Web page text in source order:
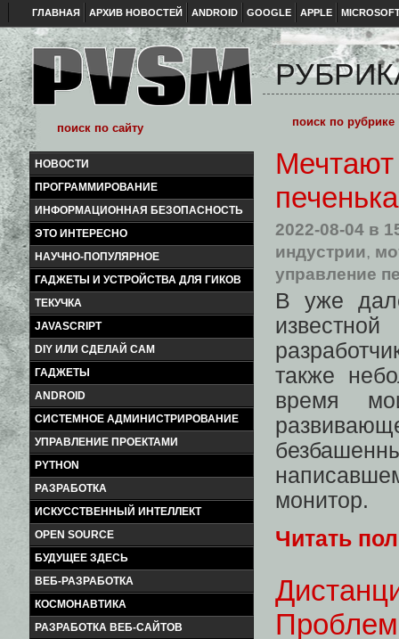
ГЛАВНАЯ АРХИВ НОВОСТЕЙ ANDROID GOOGLE APPLE
НОВОСТИ
ПРОГРАММИРОВАНИЕ
ИНФОРМАЦИОННАЯ БЕЗОПАСНОСТЬ
ЭТО ИНТЕРЕСНО
НАУЧНО-ПОПУЛЯРНОЕ
ГАДЖЕТЫ И УСТРОЙСТВА ДЛЯ ГИКОВ
ТЕКУЧКА
JAVASCRIPT
DIY ИЛИ СДЕЛАЙ САМ
ГАДЖЕТЫ
ANDROID
СИСТЕМНОЕ АДМИНИСТРИРОВАНИЕ
УПРАВЛЕНИЕ ПРОЕКТАМИ
PYTHON
РАЗРАБОТКА
ИСКУССТВЕННЫЙ ИНТЕЛЛЕКТ
OPEN SOURCE
БУДУЩЕЕ ЗДЕСЬ
ВЕБ-РАЗРАБОТКА
КОСМОНАВТИКА
РАЗРАБОТКА ВЕБ-САЙТОВ
2022-08-04 в
индустрии,
управление
В уже
также
время
монитор.
Читать